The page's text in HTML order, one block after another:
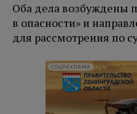
Оба дела возбуждены
в опасности» и
для рассмотрения по
СОЦРЕКЛАМА